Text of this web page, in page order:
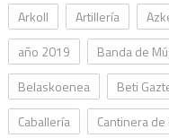
Arkoll
Artillería
año 2019
Banda de
Belaskoenea
Beti
Caballería
Cantinera